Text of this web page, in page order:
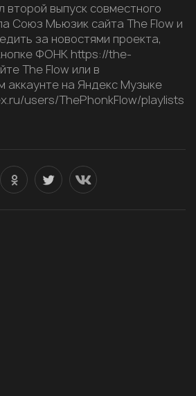
второй выпуск совместного
Союз Мьюзик сайта The Flow и
за новостями проекта,
ФОНК https://the-
The Flow или в
аккаунте на Яндекс Музыке
users/ThePhonkFlow/playlists